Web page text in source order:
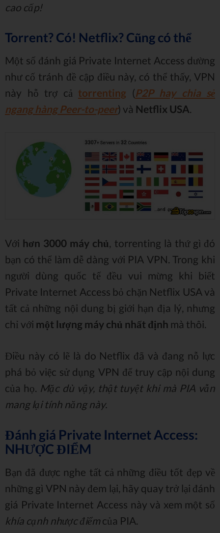
cao cấp!
Torrent? Có! Netflix? Cũng có thể
Một số đánh giá Private Internet Access dường
như cố tránh đề cập điều này, có thể thấy, VPN
này hỗ trợ cả torrenting (P2P hay chia sẻ
ngang hàng Peer-to-peer) và Netflix USA
Với hơn 3000 máy chủ , torrenting là thứ gì đó
bạn có thể làm dễ dàng với PIA VPN. Trong khi
người dùng quốc tế đều vui mừng khi biết
Private Internet Access bỏ chặn Netflix USA và
tất cả những nội dung bị giới hạn địa lý, nhưng
chỉ với một lượng máy chủ nhất định mà thôi.
Điều này có lẽ là do Netflix đã và đang nỗ lực
phá bỏ việc sử dụng VPN để truy cập nội dung
của họ. Mặc dù vậy, thật tuyệt khi mà PIA vẫn
mang lại tính năng này.
Đánh giá Private Internet Access:
NHƯỢC ĐIỂM
Bạn đã được nghe tất cả những điều tốt đẹp về
những gì VPN này đem lại, hãy quay trở lại đánh
giá Private Internet Access này và xem một số
khía cạnh nhược điểmcủa PIA.